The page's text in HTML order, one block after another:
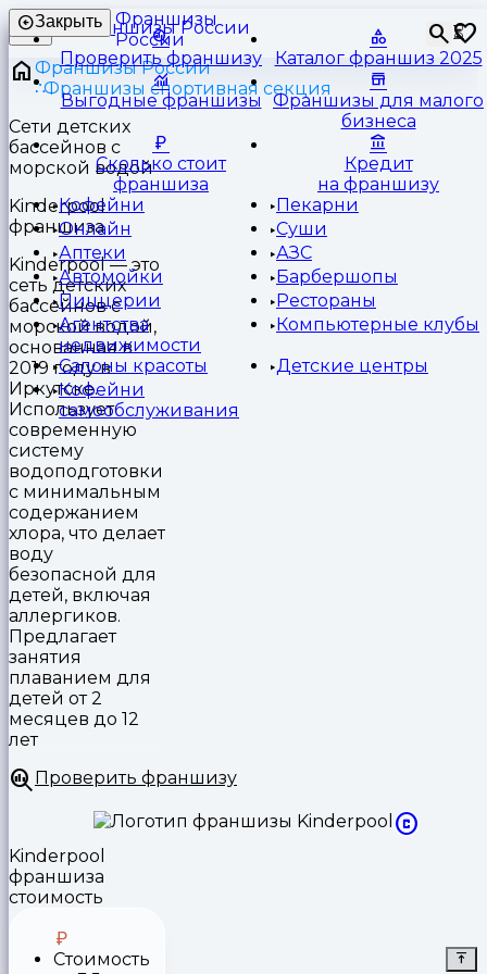
Франшизы
России
⏳
Закрыть
Проверить франшизу Каталог франшиз 2025
Выгодные франшизы
Франшизы для малого
бизнеса
Сколько стоит
франшиза
Кредит
на франшизу
Кофейни
Пекарни
Онлайн
Суши
Аптеки
АЗС
Автомойки
Барбершопы
Пиццерии
Рестораны
Агентства
недвижимости
Компьютерные клубы
Салоны красоты
Детские центры
Кофейни
самообслуживания
Франшизы России
Франшизы спортивная секция
Cети детских
бассейнов с
морской водой
Kinderpool
франшиза
Kinderpool — это
сеть детских
бассейнов с
морской водой,
основанная в
2019 году в
Иркутске.
Использует
современную
систему
водоподготовки
с минимальным
содержанием
хлора, что делает
воду
безопасной для
детей, включая
аллергиков.
Предлагает
занятия
плаванием для
детей от 2
месяцев до 12
лет
Проверить франшизу
Kinderpool
франшиза
стоимость
Стоимость